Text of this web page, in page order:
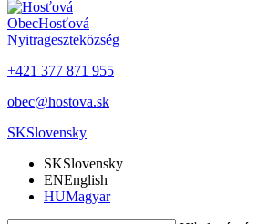
ObecHosťová
Nyitrageszteközség
+421 377 871 955
obec@hostova.sk
SKSlovensky
SKSlovensky
ENEnglish
HUMagyar